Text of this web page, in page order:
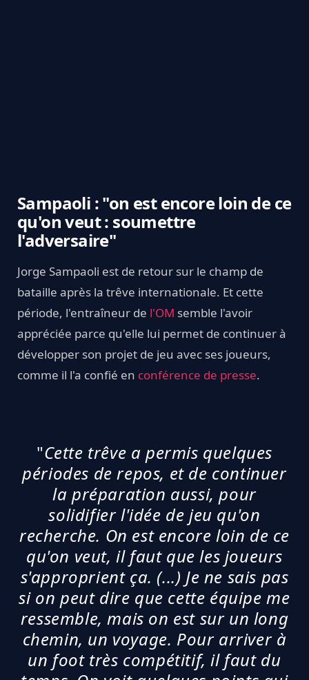
Sampaoli : "on est encore loin de ce
qu'on veut : soumettre
l'adversaire"
Jorge Sampaoli est de retour sur le champ de
bataille après la trêve internationale. Et cette
période, l'entraîneur de l'OM semble l'avoir
appréciée parce qu'elle lui permet de continuer à
développer son projet de jeu avec ses joueurs,
comme il l'a confié en conférence de presse.
"Cette trêve a permis quelques
périodes de repos, et de continuer
la préparation aussi, pour
solidifier l'idée de jeu qu'on
recherche. On est encore loin de ce
qu'on veut, il faut que les joueurs
s'approprient ça. (...) Je ne sais pas
si on peut dire que cette équipe me
ressemble, mais on est sur un long
chemin, un voyage. Pour arriver à
un foot très compétitif, il faut du